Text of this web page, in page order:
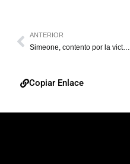
ANTERIOR
Simeone, contento por la victoria ante Vallodolid
Copiar Enlace